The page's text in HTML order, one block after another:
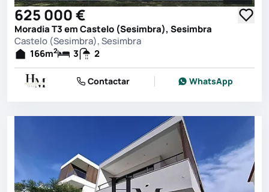
625 000 €
Moradia T3 em Castelo (Sesimbra), Sesimbra
Castelo (Sesimbra), Sesimbra
166m2 3 2
Contactar WhatsApp